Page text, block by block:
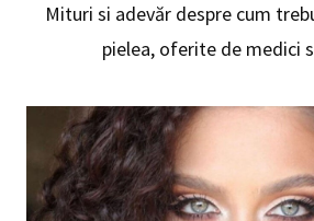
Mituri si adevăr despre cum
pielea, oferite de medici